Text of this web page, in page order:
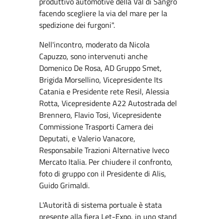
facendo scegliere la via del mare per la
spedizione dei furgoni".
Nell'incontro, moderato da Nicola
Capuzzo, sono intervenuti anche
Domenico De Rosa, AD Gruppo Smet,
Brigida Morsellino, Vicepresidente Its
Catania e Presidente rete Resil, Alessia
Rotta, Vicepresidente A22 Autostrada del
Brennero, Flavio Tosi, Vicepresidente
Commissione Trasporti Camera dei
Deputati, e Valerio Vanacore,
Responsabile Trazioni Alternative Iveco
Mercato Italia. Per chiudere il confronto,
foto di gruppo con il Presidente di Alis,
Guido Grimaldi.
L'Autorità di sistema portuale è stata
presente alla fiera Let-Expo, in uno stand